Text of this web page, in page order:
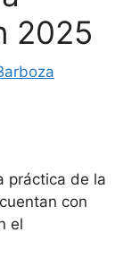
2025
práctica de la
con
el